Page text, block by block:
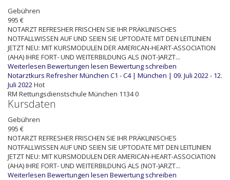
Gebühren
995 €
NOTARZT REFRESHER FRISCHEN SIE IHR PRÄKLINISCHES
NOTFALLWISSEN AUF UND SEIEN SIE UPTODATE MIT DEN LEITLINIEN
JETZT NEU: MIT KURSMODULEN DER AMERICAN-HEART-ASSOCIATION
(AHA) IHRE FORT- UND WEITERBILDUNG ALS (NOT-)ARZT...
Weiterlesen Bewertungen lesen Bewertung schreiben
Notarztkurs Refresher München C1 - C4 | München | 09. Juli 2022 - 12.
Juli 2022Hot
RM Rettungsdienstschule München 11340
Kursdaten
Gebühren
995 €
NOTARZT REFRESHER FRISCHEN SIE IHR PRÄKLINISCHES
NOTFALLWISSEN AUF UND SEIEN SIE UPTODATE MIT DEN LEITLINIEN
JETZT NEU: MIT KURSMODULEN DER AMERICAN-HEART-ASSOCIATION
(AHA) IHRE FORT- UND WEITERBILDUNG ALS (NOT-)ARZT...
Weiterlesen Bewertungen lesen Bewertung schreiben